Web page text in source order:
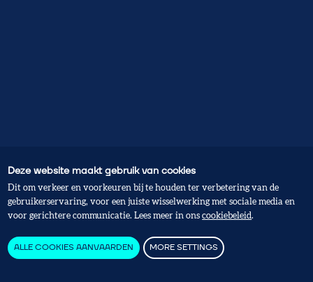
Deze website maakt gebruik van cookies
Dit om verkeer en voorkeuren bij te houden ter verbetering van de
gebruikerservaring, voor een juiste wisselwerking met sociale media en
voor gerichtere communicatie. Lees meer in onscookiebeleid.
ALLE COOKIES AANVAARDEN MORE SETTINGS